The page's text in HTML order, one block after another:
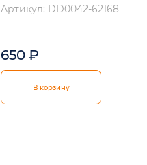
Артикул: DD0042-62168
650 ₽
В корзину